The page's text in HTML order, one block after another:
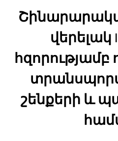
վերելակ
շենքերի և